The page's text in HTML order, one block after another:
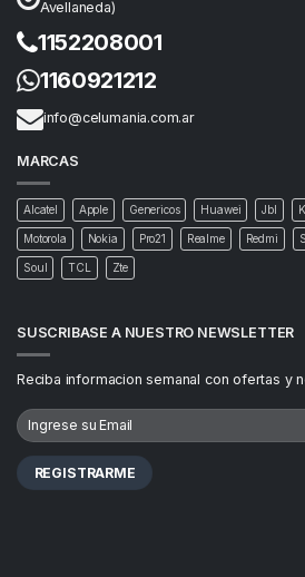
Avellaneda)
1152208001
1160921212
info@celumania.com.ar
MARCAS
Alcatel Apple Genericos Huawei Jbl
Motorola Nokia Pro21 Realme Redmi
Soul TCL Zte
SUSCRIBASE A NUESTRO NEWSLETTER
Reciba informacion semanal con ofertas y